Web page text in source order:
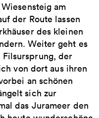
am
der Route lassen
des kleinen
Weiter geht es
der
von dort aus ihren
an schönen
sich zur
das Jurameer den